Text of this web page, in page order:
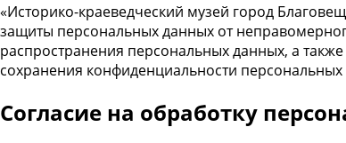
«Историко-краеведческий музей город
защиты персональных данных от
распространения персональных данных, а
сохранения конфиденциальности
Cогласие на обработку